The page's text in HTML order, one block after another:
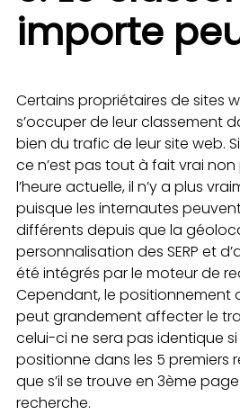
importe
Certains propriétaires de sites
s’occuper de leur classement
bien du trafic de leur site web.
ce n’est pas tout à fait vrai non
l’heure actuelle, il n’y a plus
puisque les internautes
différents depuis que la
personnalisation des SERP et
été intégrés par le moteur de
Cependant, le positionnement
peut grandement affecter le
celui-ci ne sera pas identique
positionne dans les 5 premiers
que s’il se trouve en 3ème
recherche.